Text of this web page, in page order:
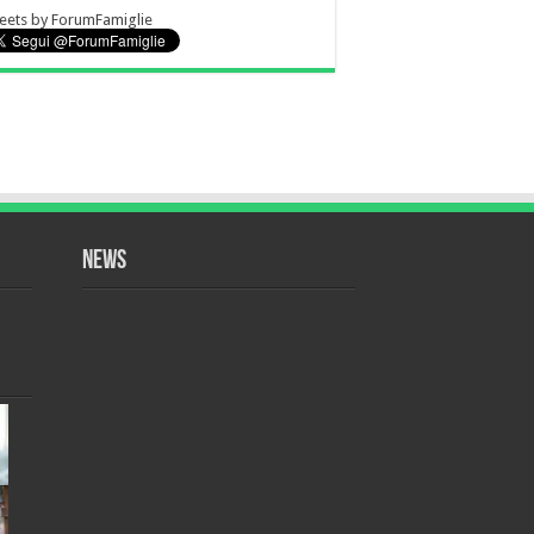
by ForumFamiglie
NEWS